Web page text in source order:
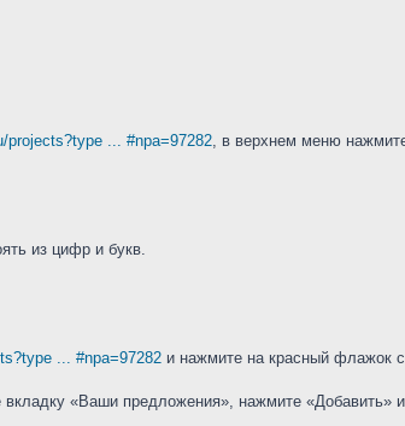
projects?type ... #npa=97282, в верхнем меню
из цифр и букв.
... #npa=97282 и нажмите на красный флажок
«Ваши предложения», нажмите «Добавить»